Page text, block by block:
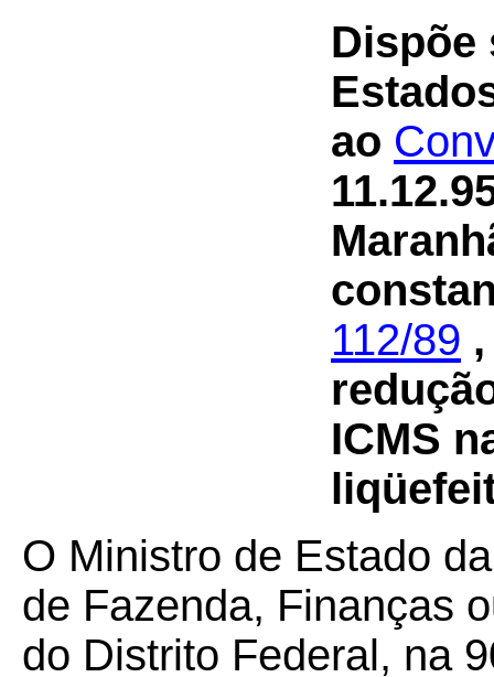
Dispõe
ao
112/89
ICMS
O Ministro de Estado
de Fazenda, Finanças
do Distrito Federal, na